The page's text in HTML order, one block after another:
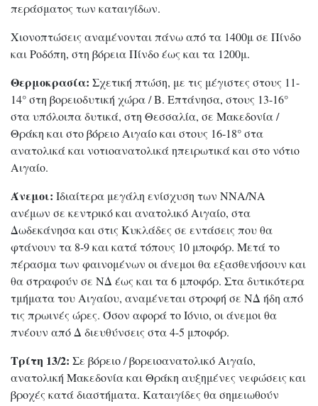
περάσματος των καταιγίδων.
Χιονοπτώσεις αναμένονται πάνω από τα 1400μ σε Πίνδο
και Ροδόπη, στη βόρεια Πίνδο έως και τα 1200μ.
Θερμοκρασία: Σχετική πτώση, με τις μέγιστες στους 11-
14° στη βορειοδυτική χώρα / Β. Επτάνησα, στους 13-16°
στα υπόλοιπα δυτικά, στη Θεσσαλία, σε Μακεδονία /
Θράκη και στο βόρειο Αιγαίο και στους 16-18° στα
ανατολικά και νοτιοανατολικά ηπειρωτικά και στο νότιο
Αιγαίο.
Άνεμοι: Ιδιαίτερα μεγάλη ενίσχυση των ΝΝΑ/ΝΑ
ανέμων σε κεντρικό και ανατολικό Αιγαίο, στα
Δωδεκάνησα και στις Κυκλάδες σε εντάσεις που θα
φτάνουν τα 8-9 και κατά τόπους 10 μποφόρ. Μετά το
πέρασμα των φαινομένων οι άνεμοι θα εξασθενήσουν και
θα στραφούν σε ΝΔ έως και τα 6 μποφόρ. Στα δυτικότερα
τμήματα του Αιγαίου, αναμένεται στροφή σε ΝΔ ήδη από
τις πρωινές ώρες. Όσον αφορά το Ιόνιο, οι άνεμοι θα
πνέουν από Δ διευθύνσεις στα 4-5 μποφόρ.
Τρίτη 13/2: Σε βόρειο / βορειοανατολικό Αιγαίο,
ανατολική Μακεδονία και Θράκη αυξημένες νεφώσεις και
βροχές κατά διαστήματα. Καταιγίδες θα σημειωθούν